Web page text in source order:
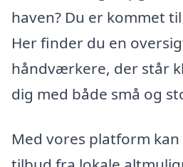
haven? Du er kommet
Her finder du en
håndværkere, der står
dig med både små og
Med vores platform